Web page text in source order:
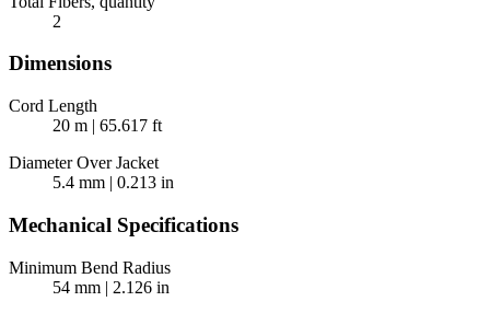
2
Dimensions
Cord Length
20 m | 65.617 ft
Diameter Over Jacket
5.4 mm | 0.213 in
Mechanical Specifications
Minimum Bend Radius
54 mm | 2.126 in